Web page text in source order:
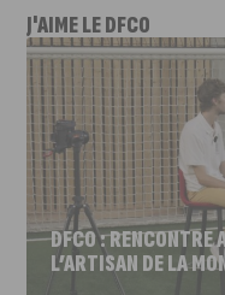
J'AIME LE DFCO
DFCO : RENCONTRE
L’ARTISAN DE LA